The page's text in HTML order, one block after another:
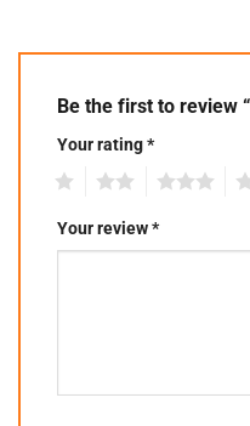
Be the first to review
Your rating*
Your review*